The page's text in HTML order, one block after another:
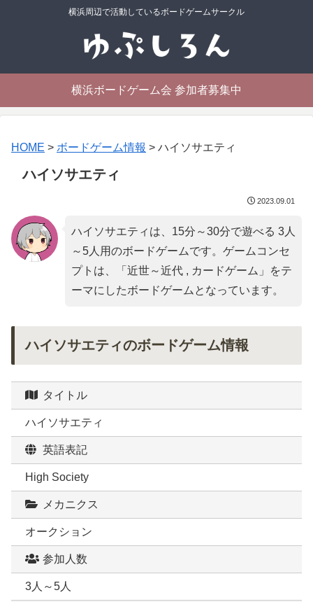
横浜周辺で活動しているボードゲームサークル
横浜ボードゲーム会 参加者募集中
HOME > ボードゲーム情報 > ハイソサエティ
ハイソサエティ
2023.09.01
ハイソサエティは、15分～30分で遊べる 3人
～5人用のボードゲームです。ゲームコンセ
プトは、「 近世～近代 , カードゲーム 」をテ
ーマにしたボードゲームとなっています。
ハイソサエティのボードゲーム情報
タイトル
ハイソサエティ
英語表記
High Society
メカニクス
オークション
参加人数
3人～5人